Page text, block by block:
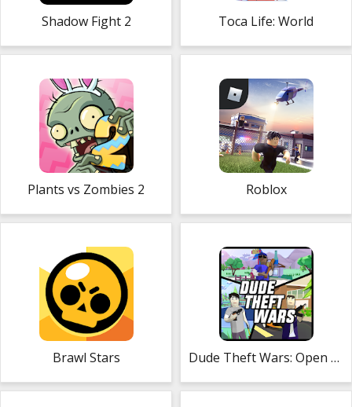
Shadow Fight 2 Toca Life: World
Plants vs Zombies 2 Roblox
Brawl Stars Dude Theft Wars: Open World Sandbox Simulator